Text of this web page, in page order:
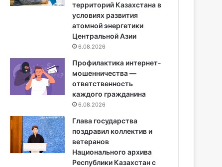
территорий Казахстана в
условиях развития
атомной энергетики
Центральной Азии
6.08.2026
Профилактика интернет-
мошенничества —
ответственность
каждого гражданина
6.08.2026
Глава государства
поздравил коллектив и
ветеранов
Национального архива
Республики Казахстан с